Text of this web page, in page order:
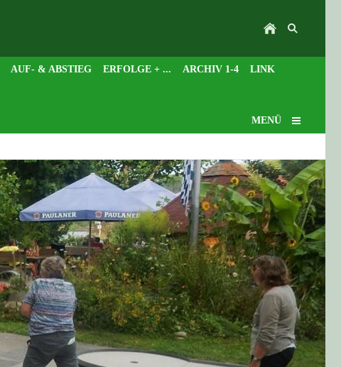
AUF- & ABSTIEG ERFOLGE + ... ARCHIV 1-4 LINK
MENÜ